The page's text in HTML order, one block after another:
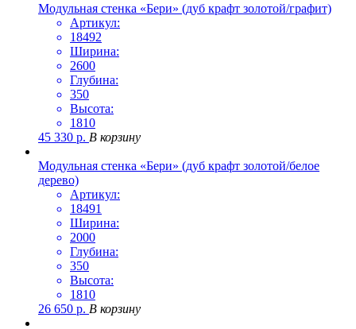
Модульная стенка «Бери» (дуб крафт золотой/графит)
Артикул:
18492
Ширина:
2600
Глубина:
350
Высота:
1810
45 330 р. В корзину
Модульная стенка «Бери» (дуб крафт золотой/белое
дерево)
Артикул:
18491
Ширина:
2000
Глубина:
350
Высота:
1810
26 650 р. В корзину